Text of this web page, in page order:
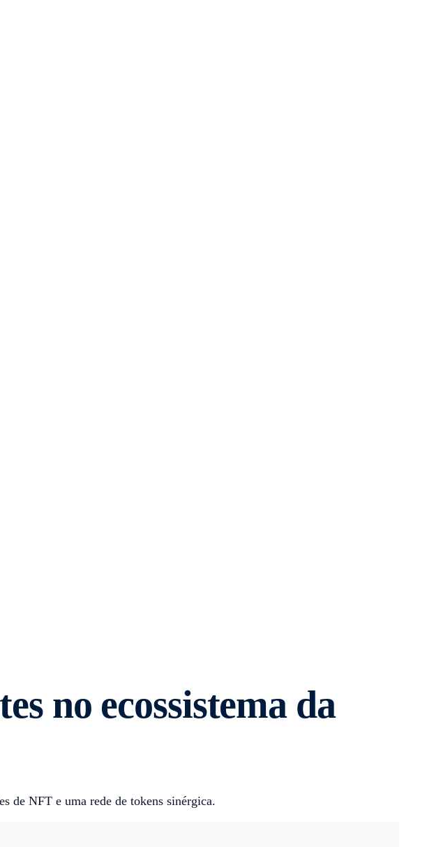
no ecossistema da
de NFT e uma rede de tokens sinérgica.